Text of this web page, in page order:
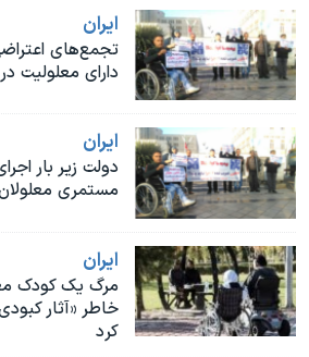
نرگس محمدی برنده جایزه نوبل صلح
همایش محافظه‌کاران آمریکا «سی‌پک»
سفر پرزیدنت ترامپ به چین
ايران
تجمع‌های
دارای معلولیت
ايران
دولت زیر بار
مستمری
ايران
مرگ یک کودک
خاطر «آثار
کرد